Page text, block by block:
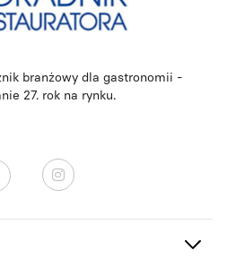
branżowy dla gastronomii -
27. rok na rynku.